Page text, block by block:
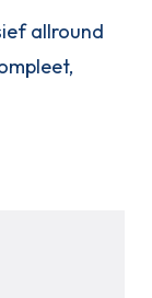
allround